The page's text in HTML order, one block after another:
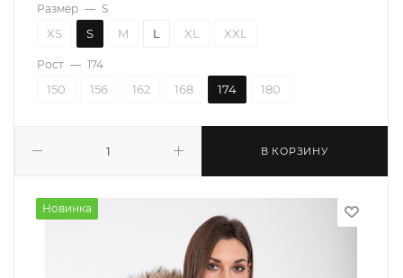
В КОРЗИНУ
Размер — S
XS S M L XL XXL
Рост — 174
150 156 162 168 174 180
Новинка